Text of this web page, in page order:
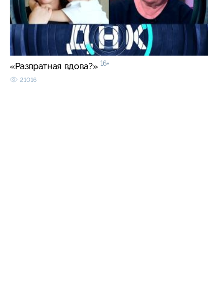
«Развратная вдова?» 16+
21016